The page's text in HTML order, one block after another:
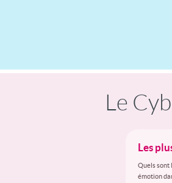
Le
Les
Quels sont
émotion